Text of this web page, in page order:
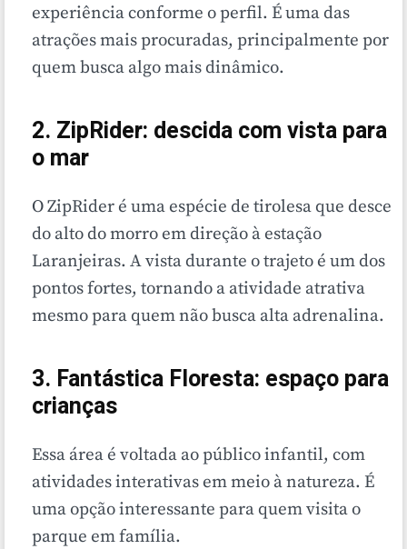
experiência conforme o perfil. É uma das
atrações mais procuradas, principalmente por
quem busca algo mais dinâmico.
2. ZipRider: descida com vista para
o mar
O ZipRider é uma espécie de tirolesa que desce
do alto do morro em direção à estação
Laranjeiras. A vista durante o trajeto é um dos
pontos fortes, tornando a atividade atrativa
mesmo para quem não busca alta adrenalina.
3. Fantástica Floresta: espaço para
crianças
Essa área é voltada ao público infantil, com
atividades interativas em meio à natureza. É
uma opção interessante para quem visita o
parque em família.